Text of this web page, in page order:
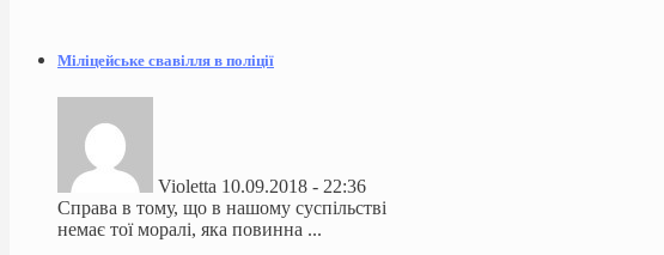
Міліцейське свавілля в поліції
Violetta 10.09.2018 - 22:36
Справа в тому, що в нашому суспільстві
немає тої моралі, яка повинна ...